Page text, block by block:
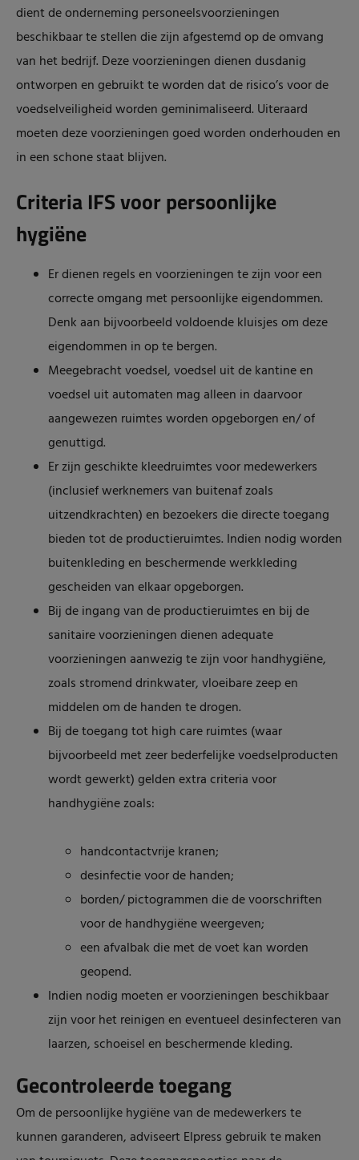
dient de onderneming personeelsvoorzieningen
beschikbaar te stellen die zijn afgestemd op de omvang
van het bedrijf. Deze voorzieningen dienen dusdanig
ontworpen en gebruikt te worden dat de risico’s voor de
voedselveiligheid worden geminimaliseerd. Uiteraard
moeten deze voorzieningen goed worden onderhouden en
in een schone staat blijven.
Criteria IFS voor persoonlijke
hygiëne
Er dienen regels en voorzieningen te zijn voor een
correcte omgang met persoonlijke eigendommen.
Denk aan bijvoorbeeld voldoende kluisjes om deze
eigendommen in op te bergen.
Meegebracht voedsel, voedsel uit de kantine en
voedsel uit automaten mag alleen in daarvoor
aangewezen ruimtes worden opgeborgen en/ of
genuttigd.
Er zijn geschikte kleedruimtes voor medewerkers
(inclusief werknemers van buitenaf zoals
uitzendkrachten) en bezoekers die directe toegang
bieden tot de productieruimtes. Indien nodig worden
buitenkleding en beschermende werkkleding
gescheiden van elkaar opgeborgen.
Bij de ingang van de productieruimtes en bij de
sanitaire voorzieningen dienen adequate
voorzieningen aanwezig te zijn voor handhygiëne,
zoals stromend drinkwater, vloeibare zeep en
middelen om de handen te drogen.
Bij de toegang tot high care ruimtes (waar
bijvoorbeeld met zeer bederfelijke voedselproducten
wordt gewerkt) gelden extra criteria voor
handhygiëne zoals:
handcontactvrije kranen;
desinfectie voor de handen;
borden/ pictogrammen die de voorschriften
voor de handhygiëne weergeven;
een afvalbak die met de voet kan worden
geopend.
Indien nodig moeten er voorzieningen beschikbaar
zijn voor het reinigen en eventueel desinfecteren van
laarzen, schoeisel en beschermende kleding.
Gecontroleerde toegang
Om de persoonlijke hygiëne van de medewerkers te
kunnen garanderen, adviseert Elpress gebruik te maken